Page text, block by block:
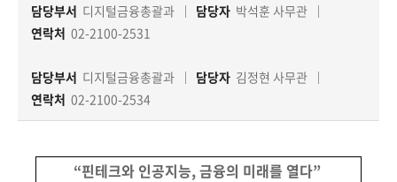
책
정
담당부서 디지털금융총괄과 담당자 박석훈 사무관
연락처 02-2100-2531
담당부서 디지털금융총괄과 담당자 김정현 사무관
연락처 02-2100-2534
“핀테크와 인공지능, 금융의 미래를 열다”